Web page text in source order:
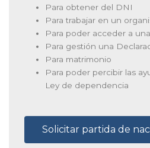
Para obtener del DNI
Para trabajar en un
Para poder acceder a
Para gestión una
Para matrimonio
Para poder percibir las
Ley de dependencia
Solicitar partida de